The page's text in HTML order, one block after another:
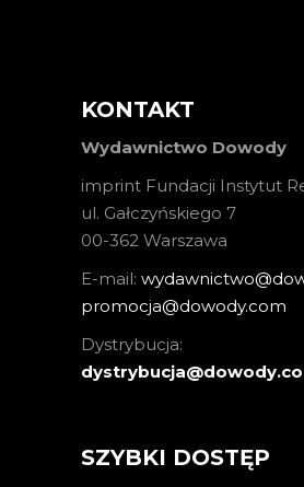
KONTAKT
Wydawnictwo Dowody
imprint Fundacji Instytut
ul. Gałczyńskiego 7
00-362 Warszawa
E-mail:
promocja@dowody.com
Dystrybucja:
SZYBKI DOSTĘP